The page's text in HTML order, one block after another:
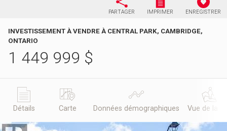
PARTAGER IMPRIMER ENREGISTRER
INVESTISSEMENT À VENDRE À CENTRAL PARK, CAMBRIDGE,
ONTARIO
1 449 999 $
Détails Carte Données démographiques Vue de la